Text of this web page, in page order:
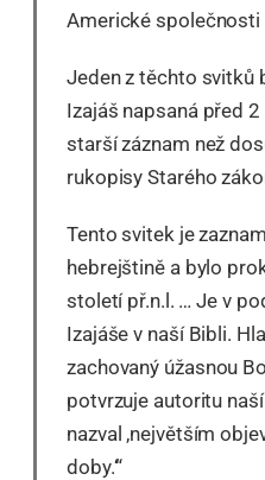
Americké společnosti
Jeden z těchto svitků
Izajáš napsaná před
starší záznam než
rukopisy Starého
Tento svitek je
hebrejštině a bylo
století př.n.l. … Je v
Izajáše v naší Bibli.
zachovaný úžasnou
potvrzuje autoritu
nazval ‚největším
doby.‘“